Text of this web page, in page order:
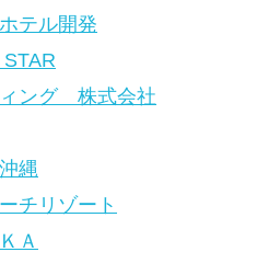
テル開発
ング 株式会社
縄
チリゾート
Ａ